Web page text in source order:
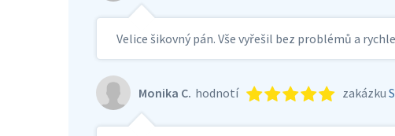
Velice šikovný pán. Vše vyřešil bez problémů a
Monika C. hodnotí zakázku